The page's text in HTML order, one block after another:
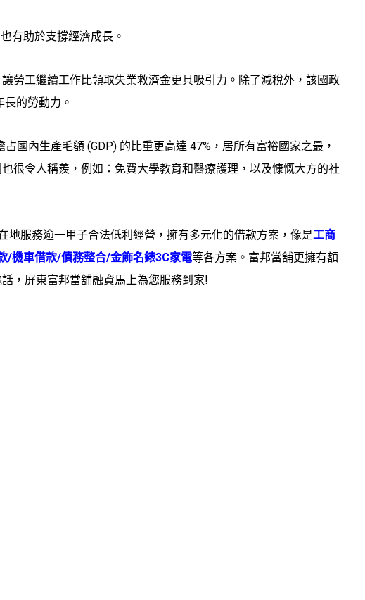
有助於支撐經濟成長。
勞工繼續工作比領取失業救濟金更具吸引力。除了減稅外，該國政
的勞動力。
國內生產毛額 (GDP) 的比重更高達 47%，居所有富裕國家之最，
很令人稱羨，例如：免費大學教育和醫療護理，以及慷慨大方的社
地服務逾一甲子合法低利經營，擁有多元化的借款方案，像是工商
/機車借款/債務整合/金飾名錶3C家電等各方案。富邦當舖更擁有額
，屏東富邦當舖融資馬上為您服務到家!